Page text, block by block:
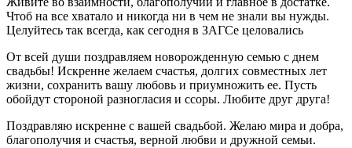
Чтоб на все хватало и никогда ни в чем не знали вы нужды.
Целуйтесь так всегда, как сегодня в ЗАГСе целовались
От всей души поздравляем новорожденную семью с днем
свадьбы! Искренне желаем счастья, долгих совместных лет
жизни, сохранить вашу любовь и приумножить ее. Пусть
обойдут стороной разногласия и ссоры. Любите друг друга!
Поздравляю искренне с вашей свадьбой. Желаю мира и добра,
благополучия и счастья, верной любви и дружной семьи.